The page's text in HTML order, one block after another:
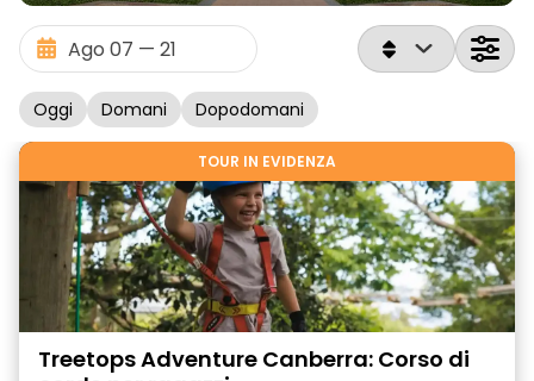
Oggi Domani Dopodomani
TOUR IN EVIDENZA
Treetops Adventure Canberra: Corso di